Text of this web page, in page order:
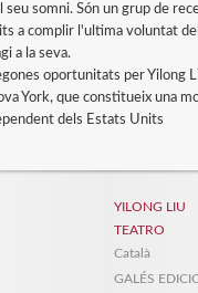
seu somni. Són un grup de
a complir l'ultima voluntat
a la seva.
oportunitats per Yilong
York, que constitueix una
dels Estats Units
YILONG LIU
TEATRO
Català
GALÉS